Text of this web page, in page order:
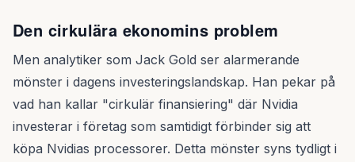
Den cirkulära ekonomins problem
Men analytiker som Jack Gold ser alarmerande
mönster i dagens investeringslandskap. Han pekar på
vad han kallar "cirkulär finansiering" där Nvidia
investerar i företag som samtidigt förbinder sig att
köpa Nvidias processorer. Detta mönster syns tydligt i